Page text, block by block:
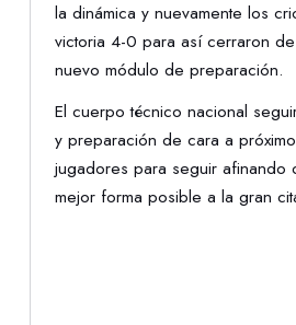
la dinámica y nuevamente los
victoria 4-0 para así cerraron
nuevo módulo de preparación.
El cuerpo técnico nacional
y preparación de cara a
jugadores para seguir afinando
mejor forma posible a la gran